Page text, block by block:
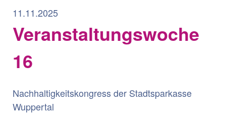
11.11.2025
Veranstaltungswoche
16
Nachhaltigkeitskongress der Stadtsparkasse
Wuppertal